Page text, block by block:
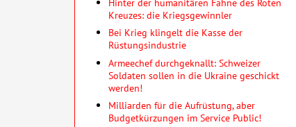
Kreuzes: die Kriegsgewinnler
Bei Krieg klingelt die Kasse der
Rüstungsindustrie
Armeechef durchgeknallt: Schweizer
Soldaten sollen in die Ukraine geschickt
werden!
Milliarden für die Aufrüstung, aber
Budgetkürzungen im Service Public!